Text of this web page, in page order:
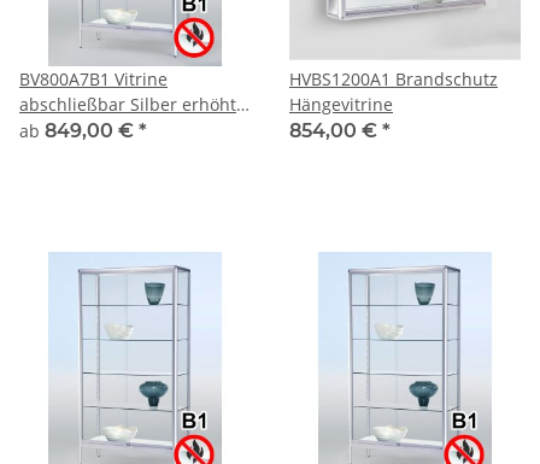
BV800A7B1 Vitrine
abschließbar Silber erhöht
auf kurzen Beinen
ab 849,00 € *
HVBS1200A1 Brandschutz
Hängevitrine
854,00 € *